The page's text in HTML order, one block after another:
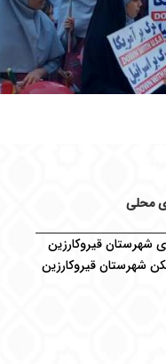
محلی
شهرستان قیروکارزین
شهرستان قیروکارزین